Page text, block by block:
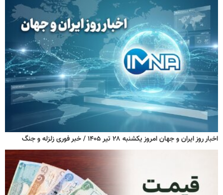
اخبار روز ایران و جهان امروز یکشنبه ۲۸ تیر ۱۴۰۵ / خبر فوری زلزله و جنگ